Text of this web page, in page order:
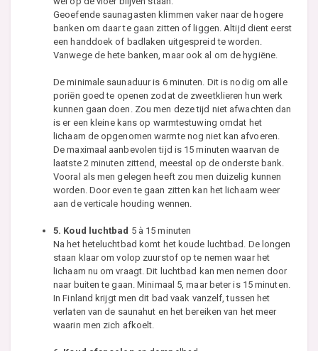
Geoefende saunagasten klimmen vaker naar de hogere
banken om daar te gaan zitten of liggen. Altijd dient eerst
een handdoek of badlaken uitgespreid te worden.
Vanwege de hete banken, maar ook al om de hygiëne.
De minimale saunaduur is 6 minuten. Dit is nodig om alle
poriën goed te openen zodat de zweetklieren hun werk
kunnen gaan doen. Zou men deze tijd niet afwachten dan
is er een kleine kans op warmtestuwing omdat het
lichaam de opgenomen warmte nog niet kan afvoeren.
De maximaal aanbevolen tijd is 15 minuten waarvan de
laatste 2 minuten zittend, meestal op de onderste bank.
Vooral als men gelegen heeft zou men duizelig kunnen
worden. Door even te gaan zitten kan het lichaam weer
aan de verticale houding wennen.
5. Koud luchtbad 5 à 15 minuten
Na het heteluchtbad komt het koude luchtbad. De longen
staan klaar om volop zuurstof op te nemen waar het
lichaam nu om vraagt. Dit luchtbad kan men nemen door
naar buiten te gaan. Minimaal 5, maar beter is 15 minuten.
In Finland krijgt men dit bad vaak vanzelf, tussen het
verlaten van de saunahut en het bereiken van het meer
waarin men zich afkoelt.